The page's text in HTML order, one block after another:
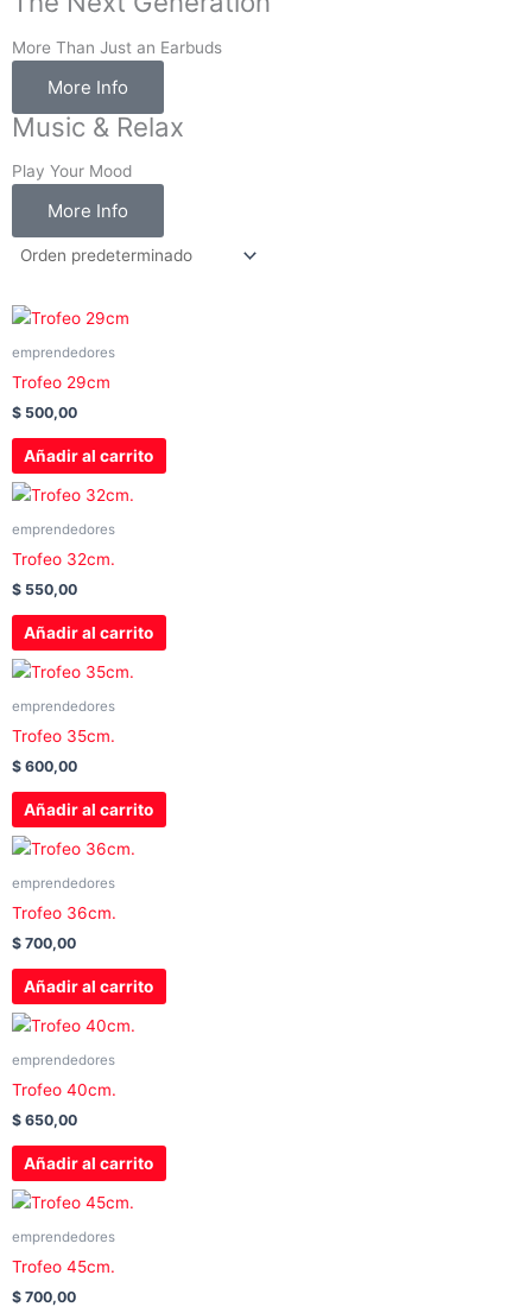
s
t
r
a
m
1
k
More Than Just an Earbuds
More Info
Music & Relax
Play Your Mood
More Info
emprendedores
Trofeo 29cm
$ 500,00
Añadir al carrito
emprendedores
Trofeo 32cm.
$ 550,00
Añadir al carrito
emprendedores
Trofeo 35cm.
$ 600,00
Añadir al carrito
emprendedores
Trofeo 36cm.
$ 700,00
Añadir al carrito
emprendedores
Trofeo 40cm.
$ 650,00
Añadir al carrito
emprendedores
Trofeo 45cm.
$ 700,00